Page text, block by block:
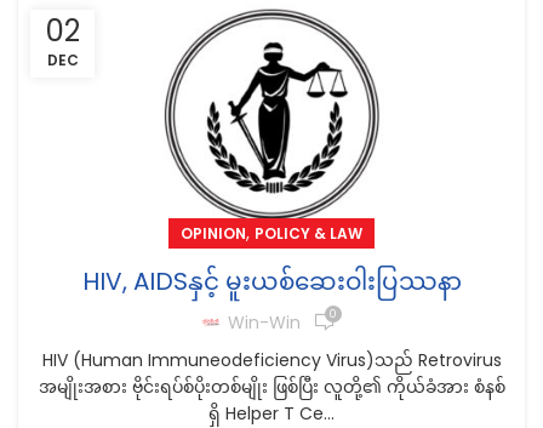
02
DEC
OPINION, POLICY & LAW
HIV, AIDSနှင့် မူးယစ်ဆေးဝါးပြဿနာ
Win-Win 0
HIV (Human Immuneodeficiency Virus)သည် Retrovirus
အမျိုးအစား ဗိုင်းရပ်စ်ပိုးတစ်မျိုး ဖြစ်ပြီး လူတို့၏ ကိုယ်ခံအား စံနစ်
ရှိ Helper T Ce...